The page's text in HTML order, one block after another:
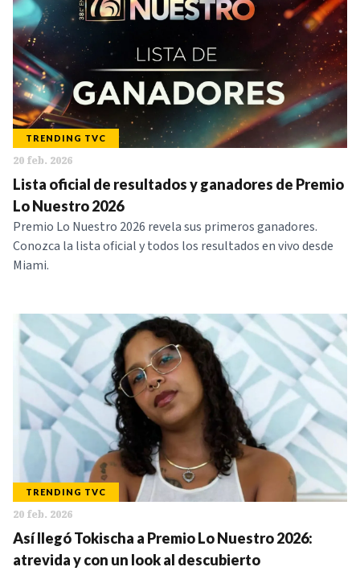
TRENDING TVC
20 feb. 2026
Lista oficial de resultados y ganadores de Premio
Lo Nuestro 2026
Premio Lo Nuestro 2026 revela sus primeros ganadores.
Conozca la lista oficial y todos los resultados en vivo desde
Miami.
TRENDING TVC
20 feb. 2026
Así llegó Tokischa a Premio Lo Nuestro 2026:
atrevida y con un look al descubierto